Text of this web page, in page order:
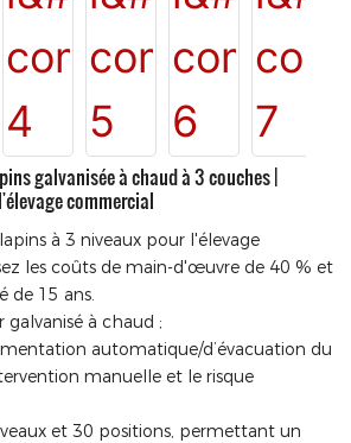
galvanisée à chaud à 3 couches |
commercial
à 3 niveaux pour l'élevage
les coûts de main-d'œuvre de 40 % et
de 15 ans.
à chaud ;
automatique/d’évacuation du
manuelle et le risque
et 30 positions, permettant un